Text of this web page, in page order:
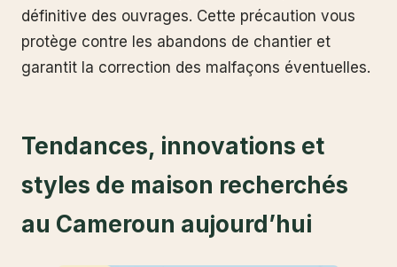
définitive des ouvrages. Cette précaution vous
protège contre les abandons de chantier et
garantit la correction des malfaçons éventuelles.
Tendances, innovations et
styles de maison recherchés
au Cameroun aujourd’hui